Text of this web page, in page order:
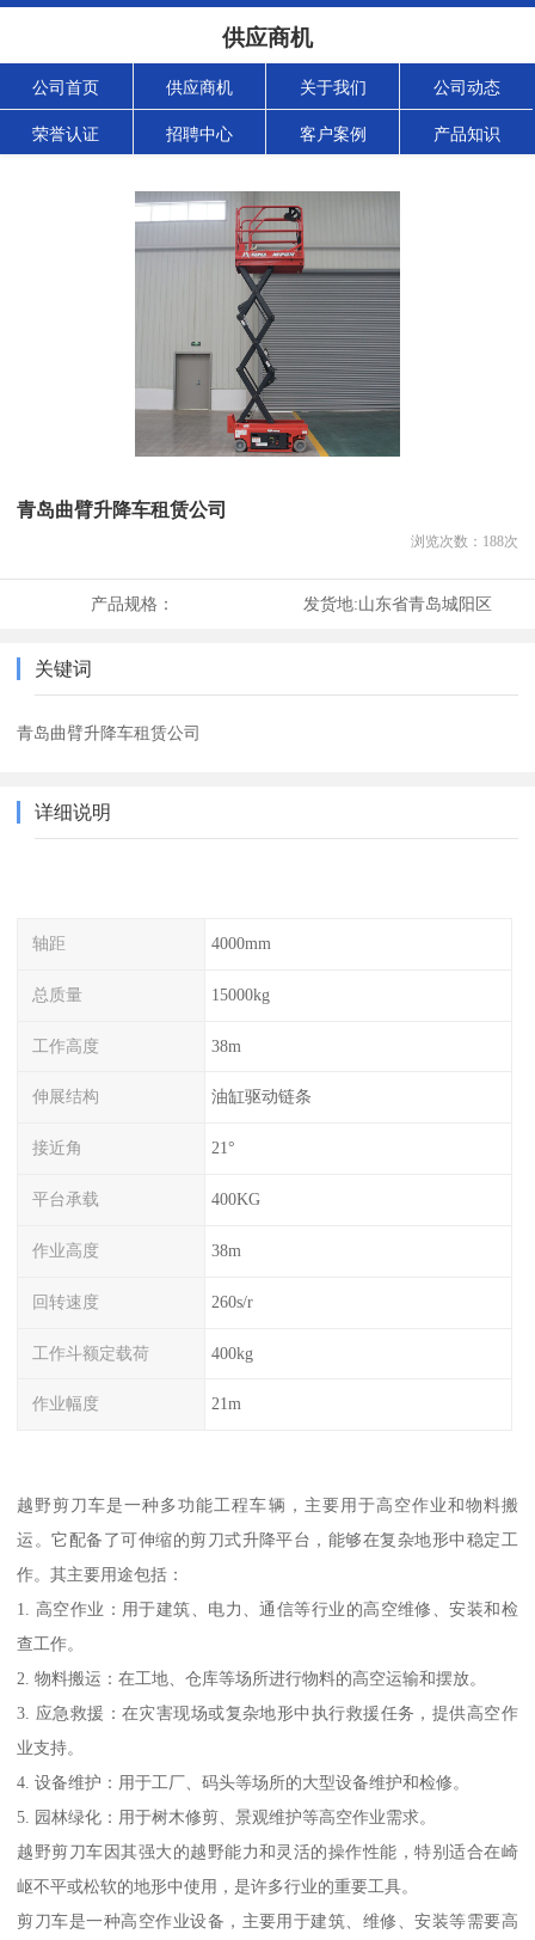
供应商机
公司首页 供应商机 关于我们 公司动态
荣誉认证 招聘中心 客户案例 产品知识
青岛曲臂升降车租赁公司
浏览次数： 188次
产品规格： 发货地:山东省青岛城阳区
关键词
青岛曲臂升降车租赁公司
详细说明
轴距 4000mm
总质量 15000kg
工作高度 38m
伸展结构 油缸驱动链条
接近角 21°
平台承载 400KG
作业高度 38m
回转速度 260s/r
工作斗额定载荷 400kg
作业幅度 21m
越野剪刀车是一种多功能工程车辆，主要用于高空作业和物料搬
运。它配备了可伸缩的剪刀式升降平台，能够在复杂地形中稳定工
作。其主要用途包括：
1. 高空作业：用于建筑、电力、通信等行业的高空维修、安装和检
查工作。
2. 物料搬运：在工地、仓库等场所进行物料的高空运输和摆放。
3. 应急救援：在灾害现场或复杂地形中执行救援任务，提供高空作
业支持。
4. 设备维护：用于工厂、码头等场所的大型设备维护和检修。
5. 园林绿化：用于树木修剪、景观维护等高空作业需求。
越野剪刀车因其强大的越野能力和灵活的操作性能，特别适合在崎
岖不平或松软的地形中使用，是许多行业的重要工具。
剪刀车是一种高空作业设备，主要用于建筑、维修、安装等需要高